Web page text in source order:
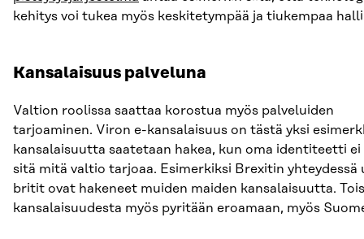
kehitys voi tukea myös keskitetympää ja tiukempaa
Kansalaisuus palveluna
Valtion roolissa saattaa korostua myös palveluiden
tarjoaminen. Viron e-kansalaisuus on tästä yksi
kansalaisuutta saatetaan hakea, kun oma identiteetti ei
sitä mitä valtio tarjoaa. Esimerkiksi Brexitin yhteydessä
britit ovat hakeneet muiden maiden kansalaisuutta.
kansalaisuudesta myös pyritään eroamaan, myös